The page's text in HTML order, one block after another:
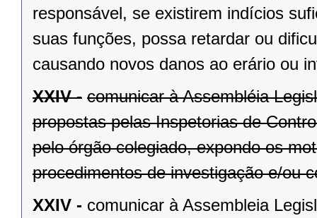
responsável, se existirem indícios
suas funções, possa retardar ou
causando novos danos ao erário ou
XXIV - comunicar à Assembléia
propostas pelas Inspetorias de
pelo órgão colegiado, expondo os
procedimentos de investigação e/ou
XXIV - comunicar à Assembleia